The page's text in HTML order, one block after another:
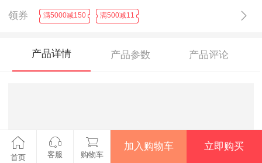
领券 满5000减150 满500减11
产品详情 产品参数 产品评论
首页 客服 购物车
加入购物车 立即购买